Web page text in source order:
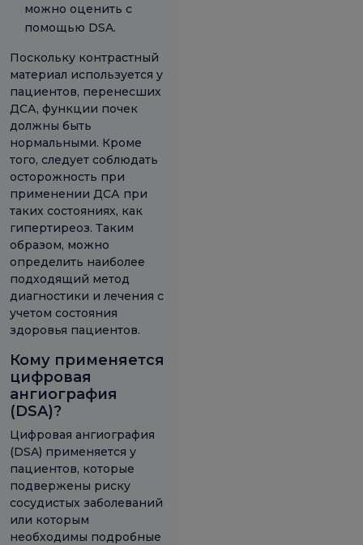
можно оценить с
помощью DSA.
Поскольку контрастный
материал используется у
пациентов, перенесших
ДСА, функции почек
должны быть
нормальными. Кроме
того, следует соблюдать
осторожность при
применении ДСА при
таких состояниях, как
гипертиреоз. Таким
образом, можно
определить наиболее
подходящий метод
диагностики и лечения с
учетом состояния
здоровья пациентов.
Кому применяется
цифровая
ангиография
(DSA)?
Цифровая ангиография
(DSA) применяется у
пациентов, которые
подвержены риску
сосудистых заболеваний
или которым
необходимы подробные